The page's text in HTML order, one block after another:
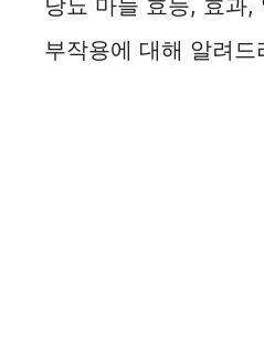
당뇨 마늘 효능, 효과,
부작용에 대해 알려드